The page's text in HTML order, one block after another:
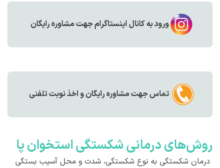
ورود به کانال اینستاگرام جهت مشاوره رایگان
تماس جهت مشاوره رايگان و اخذ نوبت تلفنی
روش‌های درمانی شکستگی استخوان پا
درمان شکستگی به نوع شکستگی، شدت و محل آسیب بستگی